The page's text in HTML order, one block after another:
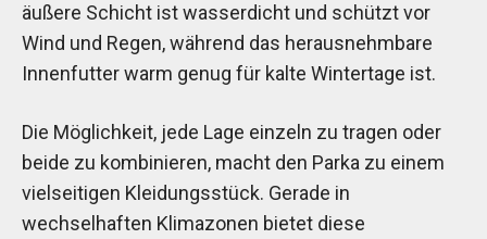
äußere Schicht ist wasserdicht und schützt vor
Wind und Regen, während das herausnehmbare
Innenfutter warm genug für kalte Wintertage ist.
Die Möglichkeit, jede Lage einzeln zu tragen oder
beide zu kombinieren, macht den Parka zu einem
vielseitigen Kleidungsstück. Gerade in
wechselhaften Klimazonen bietet diese